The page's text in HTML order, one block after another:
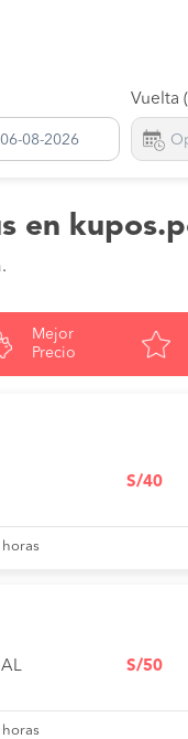
Vuelta
en
Mejor
Precio
S/40
S/50